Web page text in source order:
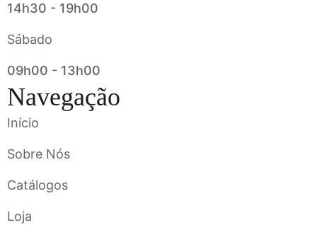
14h30 - 19h00
Sábado
09h00 - 13h00
Navegação
Início
Sobre Nós
Catálogos
Loja